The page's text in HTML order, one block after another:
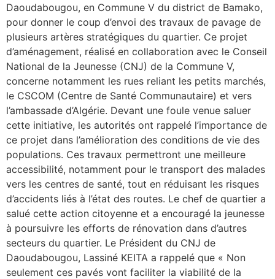
Daoudabougou, en Commune V du district de Bamako,
pour donner le coup d’envoi des travaux de pavage de
plusieurs artères stratégiques du quartier. Ce projet
d’aménagement, réalisé en collaboration avec le Conseil
National de la Jeunesse (CNJ) de la Commune V,
concerne notamment les rues reliant les petits marchés,
le CSCOM (Centre de Santé Communautaire) et vers
l’ambassade d’Algérie. Devant une foule venue saluer
cette initiative, les autorités ont rappelé l’importance de
ce projet dans l’amélioration des conditions de vie des
populations. Ces travaux permettront une meilleure
accessibilité, notamment pour le transport des malades
vers les centres de santé, tout en réduisant les risques
d’accidents liés à l’état des routes. Le chef de quartier a
salué cette action citoyenne et a encouragé la jeunesse
à poursuivre les efforts de rénovation dans d’autres
secteurs du quartier. Le Président du CNJ de
Daoudabougou, Lassiné KEITA a rappelé que « Non
seulement ces pavés vont faciliter la viabilité de la